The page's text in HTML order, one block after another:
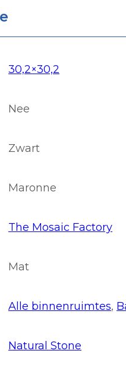
30,2×30,2
Nee
Zwart
Maronne
The Mosaic Factory
Mat
Alle binnenruimtes,
Natural Stone